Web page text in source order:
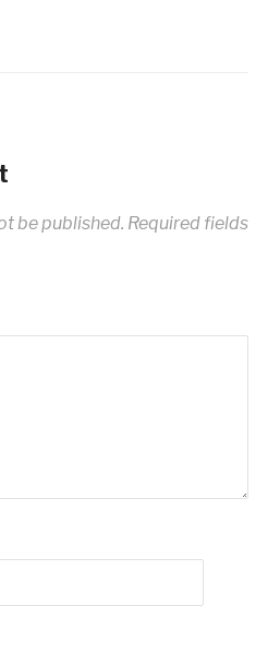
be published. Required fields